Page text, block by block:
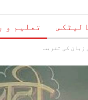
تعلیم و
زبان کی تقریب